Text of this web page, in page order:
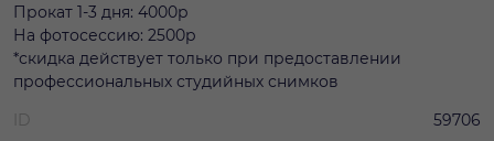
Прокат 1-3 дня: 4000р
На фотосессию: 2500р
*скидка действует только при предоставлении
профессиональных студийных снимков
ID
59706